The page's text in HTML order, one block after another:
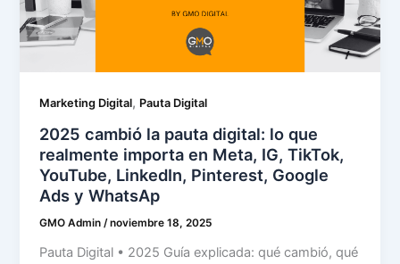
Marketing Digital, Pauta Digital
2025 cambió la pauta digital: lo que
realmente importa en Meta, IG, TikTok,
YouTube, LinkedIn, Pinterest, Google
Ads y WhatsAp
GMO Admin /noviembre 18, 2025
Pauta Digital • 2025 Guía explicada: qué cambió, qué